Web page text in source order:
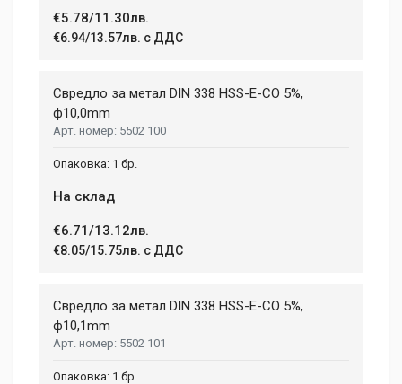
€5.78/11.30лв.
€6.94/13.57лв. с ДДС
Свредло за метал DIN 338 HSS-E-CO 5%,
ф10,0mm
5502 100
1 бр.
На склад
€6.71/13.12лв.
€8.05/15.75лв. с ДДС
Свредло за метал DIN 338 HSS-E-CO 5%,
ф10,1mm
5502 101
1 бр.